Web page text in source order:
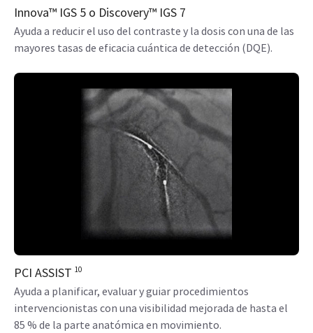
Innova™ IGS 5 o Discovery™ IGS 7
Ayuda a reducir el uso del contraste y la dosis con una de las
mayores tasas de eficacia cuántica de detección (DQE).
PCI ASSIST 10
Ayuda a planificar, evaluar y guiar procedimientos
intervencionistas con una visibilidad mejorada de hasta el
85 % de la parte anatómica en movimiento.